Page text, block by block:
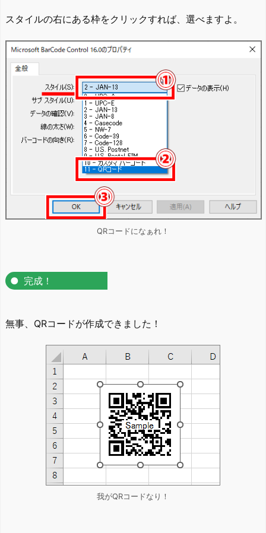
スタイルの右にある枠をクリックすれば、選べますよ。
QRコードになぁれ！
完成！
無事、QRコードが作成できました！
我がQRコードなり！